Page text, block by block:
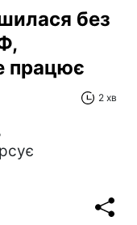
без
працює
2 хв